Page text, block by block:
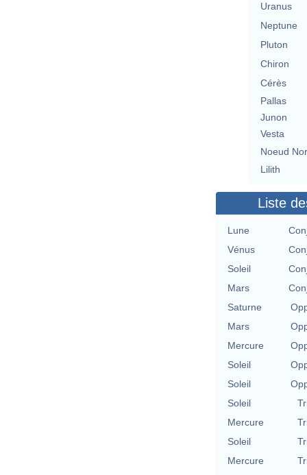
Uranus
Neptune
Pluton
Chiron
Cérès
Pallas
Junon
Vesta
Noeud
Lilith
Liste
Lune
Vénus
Soleil
Mars
Saturne
Mars
Mercure
Soleil
Soleil
Soleil
Mercure
Soleil
Mercure